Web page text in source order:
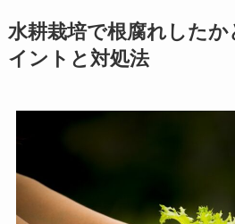
水耕栽培で根腐れした
イントと対処法